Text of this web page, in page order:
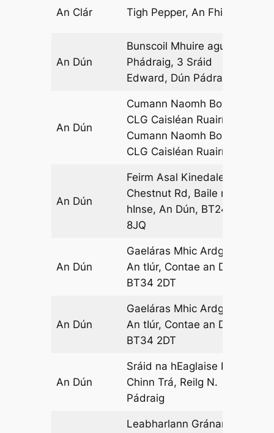
An Clár Tigh Pepper, An Fhiacail
An Dún
Bunscoil Mhuire agus
Phádraig, 3 Sráid
Edward, Dún Pádraig
An Dún
Cumann Naomh Bonach
CLG Caisléan Ruairí,
Cumann Naomh Bonach
CLG Caisléan Ruairí
An Dún
Feirm Asal Kinedale, 38
Chestnut Rd, Baile na
hInse, An Dún, BT24
8JQ
An Dún
Gaeláras Mhic Ardghail,
An tIúr, Contae an Dúin,
BT34 2DT
An Dún
Gaeláras Mhic Ardghail,
An tIúr, Contae an Dúin,
BT34 2DT
An Dún
Sráid na hEaglaise Iúr
Chinn Trá, Reilg N.
Pádraig
Leabharlann Gránard,